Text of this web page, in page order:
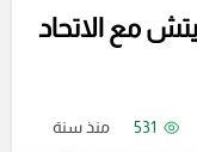
مع الاتحاد
531 منذ سنة